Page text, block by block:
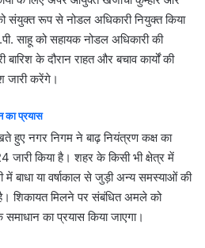
संयुक्त रूप से नोडल अधिकारी नियुक्त किया
साहू को सहायक नोडल अधिकारी की
बारिश के दौरान राहत और बचाव कार्यों की
जारी करेंगे।
का प्रयास
हुए नगर निगम ने बाढ़ नियंत्रण कक्ष का
किया है। शहर के किसी भी क्षेत्र में
बाधा या वर्षाकाल से जुड़ी अन्य समस्याओं की
शिकायत मिलने पर संबंधित अमले को
का प्रयास किया जाएगा।